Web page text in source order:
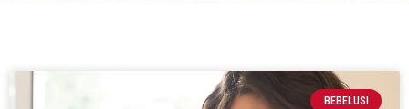
BEBELUSI